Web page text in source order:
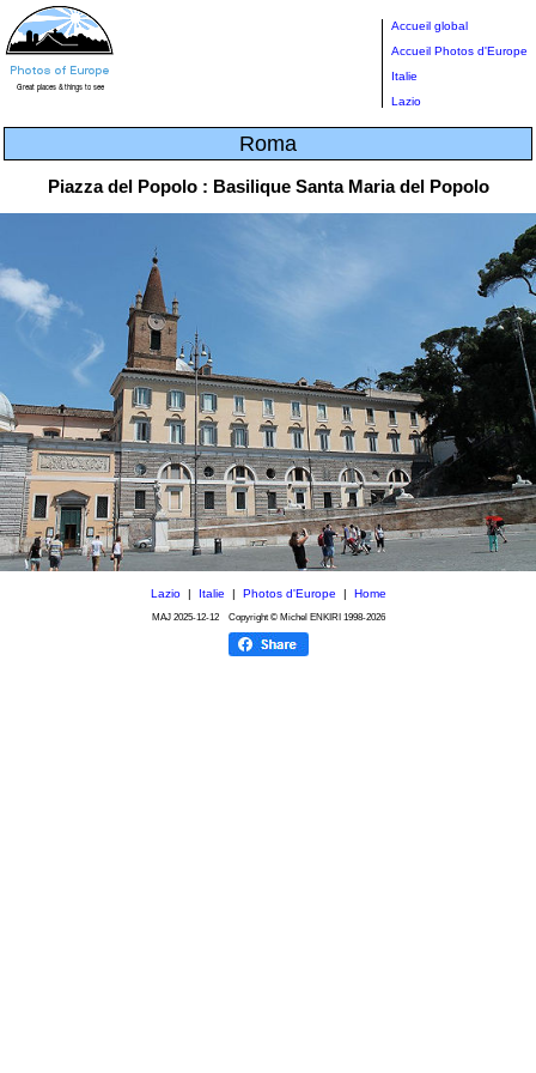
Accueil global
Accueil Photos d'Europe
Italie
Lazio
Roma
Piazza del Popolo : Basilique Santa Maria del Popolo
Lazio| Italie | Photos d'Europe | Home
MAJ 2025-12-12Copyright © Michel ENKIRI 1998-2026